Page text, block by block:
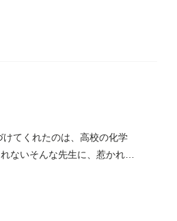
てくれたのは、高校の化学
ないそんな先生に、惹かれて